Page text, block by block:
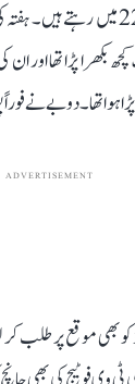
نگر تھانہ علاقے کے سیکٹر 22
بکھرا پڑا تھا اور
ہوا تھا۔ دوبے نے
ADVERTISEMENT
بھی موقع پر طلب